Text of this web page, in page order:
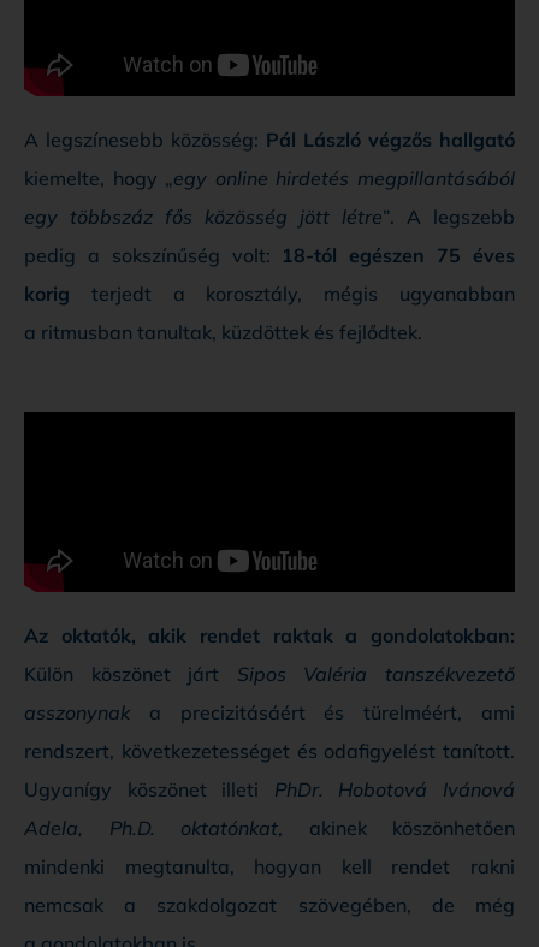
A legszínesebb közösség: Pál László végzős hallgató
kiemelte, hogy „egy online hirdetés megpillantásából
egy többszáz fős közösség jött létre”. A legszebb
pedig a sokszínűség volt: 18-tól egészen 75 éves
korig terjedt a korosztály, mégis ugyanabban
a ritmusban tanultak, küzdöttek és fejlődtek.
Az oktatók, akik rendet raktak a gondolatokban:
Külön köszönet járt Sipos Valéria tanszékvezető
asszonynak a precizitásáért és türelméért, ami
rendszert, következetességet és odafigyelést tanított.
Ugyanígy köszönet illeti PhDr. Hobotová Ivánová
Adela, Ph.D. oktatónkat, akinek köszönhetően
mindenki megtanulta, hogyan kell rendet rakni
nemcsak a szakdolgozat szövegében, de még